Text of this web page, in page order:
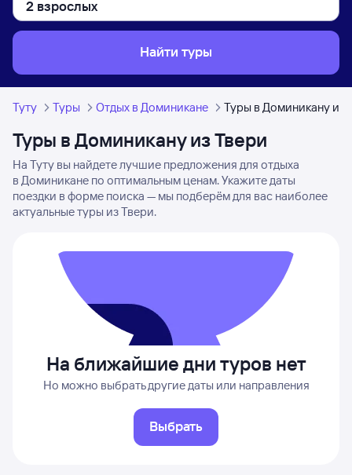
Найти туры
Туту Туры Отдых в Доминикане Туры в Доминикану из
Туры в Доминикану из Твери
На Туту вы найдете лучшие предложения для отдыха
в Доминикане по оптимальным ценам. Укажите даты
поездки в форме поиска — мы подберём для вас наиболее
актуальные туры из Твери.
На ближайшие дни туров нет
Но можно выбрать другие даты или направления
Выбрать